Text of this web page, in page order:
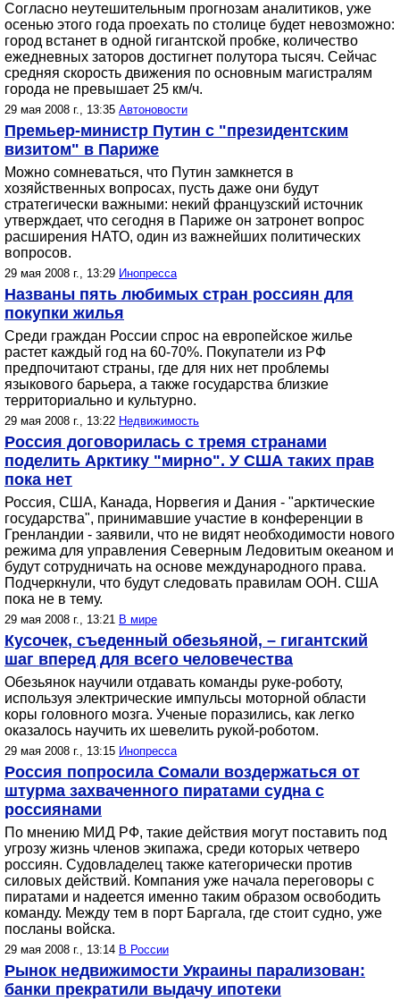
Согласно неутешительным прогнозам аналитиков, уже
осенью этого года проехать по столице будет невозможно:
город встанет в одной гигантской пробке, количество
ежедневных заторов достигнет полутора тысяч. Сейчас
средняя скорость движения по основным магистралям
города не превышает 25 км/ч.
29 мая 2008 г., 13:35 Автоновости
Премьер-министр Путин с "президентским
визитом" в Париже
Можно сомневаться, что Путин замкнется в
хозяйственных вопросах, пусть даже они будут
стратегически важными: некий французский источник
утверждает, что сегодня в Париже он затронет вопрос
расширения НАТО, один из важнейших политических
вопросов.
29 мая 2008 г., 13:29 Инопресса
Названы пять любимых стран россиян для
покупки жилья
Среди граждан России спрос на европейское жилье
растет каждый год на 60-70%. Покупатели из РФ
предпочитают страны, где для них нет проблемы
языкового барьера, а также государства близкие
территориально и культурно.
29 мая 2008 г., 13:22 Недвижимость
Россия договорилась с тремя странами
поделить Арктику "мирно". У США таких прав
пока нет
Россия, США, Канада, Норвегия и Дания - "арктические
государства", принимавшие участие в конференции в
Гренландии - заявили, что не видят необходимости нового
режима для управления Северным Ледовитым океаном и
будут сотрудничать на основе международного права.
Подчеркнули, что будут следовать правилам ООН. США
пока не в тему.
29 мая 2008 г., 13:21 В мире
Кусочек, съеденный обезьяной, – гигантский
шаг вперед для всего человечества
Обезьянок научили отдавать команды руке-роботу,
используя электрические импульсы моторной области
коры головного мозга. Ученые поразились, как легко
оказалось научить их шевелить рукой-роботом.
29 мая 2008 г., 13:15 Инопресса
Россия попросила Сомали воздержаться от
штурма захваченного пиратами судна с
россиянами
По мнению МИД РФ, такие действия могут поставить под
угрозу жизнь членов экипажа, среди которых четверо
россиян. Судовладелец также категорически против
силовых действий. Компания уже начала переговоры с
пиратами и надеется именно таким образом освободить
команду. Между тем в порт Баргала, где стоит судно, уже
посланы войска.
29 мая 2008 г., 13:14 В России
Рынок недвижимости Украины парализован:
банки прекратили выдачу ипотеки